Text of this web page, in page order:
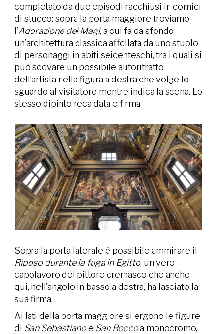
completato da due episodi racchiusi in cornici
di stucco: sopra la porta maggiore troviamo
l’Adorazione dei Magi, a cui fa da sfondo
un’architettura classica affollata da uno stuolo
di personaggi in abiti seicenteschi, tra i quali si
può scovare un possibile autoritratto
dell’artista nella figura a destra che volge lo
sguardo al visitatore mentre indica la scena. Lo
stesso dipinto reca data e firma.
Sopra la porta laterale è possibile ammirare il
Riposo durante la fuga in Egitto, un vero
capolavoro del pittore cremasco che anche
qui, nell’angolo in basso a destra, ha lasciato la
sua firma.
Ai lati della porta maggiore si ergono le figure
di San Sebastianoe San Roccoa monocromo,